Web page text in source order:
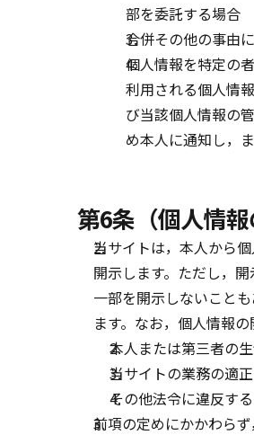
部を委託する場合
合併その他の事由
個人情報を特定の
利用される個人情
び当該個人情報の
め本人に通知し，
第6条（個人情報
当サイトは，本人から
開示します。ただし，
一部を開示しないこと
ます。なお，個人情報
本人または第三者の
当サイトの業務の適
その他法令に違反す
前項の定めにかかわら